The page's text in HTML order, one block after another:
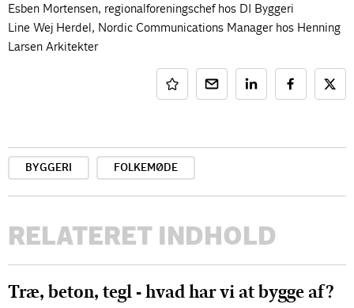
Esben Mortensen, regionalforeningschef hos DI Byggeri
Line Wej Herdel, Nordic Communications Manager hos Henning
Larsen Arkitekter
BYGGERI FOLKEMØDE
RELATERET INDHOLD
Træ, beton, tegl - hvad har vi at bygge af?